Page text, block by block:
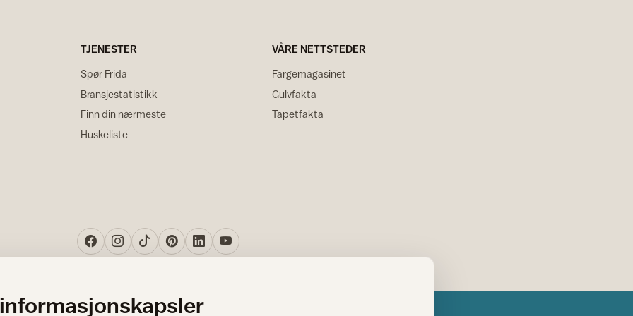
TJENESTER
Spør Frida
Bransjestatistikk
Finn din nærmeste
Huskeliste
VÅRE NETTSTEDER
Fargemagasinet
Gulvfakta
Tapetfakta